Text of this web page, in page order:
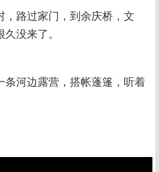
，路过家门，到余庆桥，文
没来了。
条河边露营，搭帐蓬篷，听着